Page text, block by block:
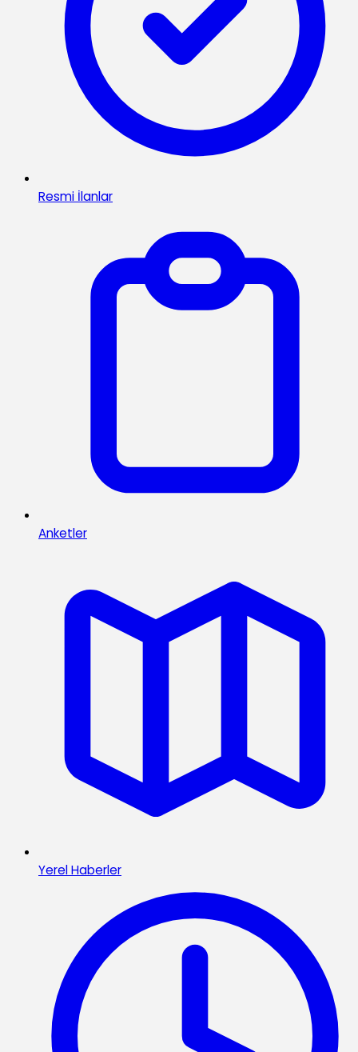
Resmi İlanlar
Anketler
Yerel Haberler